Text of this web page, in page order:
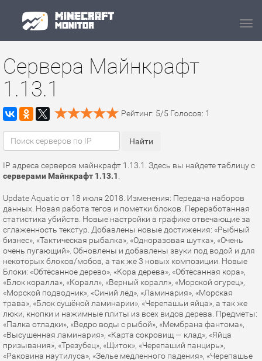
Сервера Майнкрафт
1.13.1
Рейтинг: 5/5 Голосов: 1
IP адреса серверов майнкрафт 1.13.1. Здесь вы найдете таблицу с
серверами Майнкрафт 1.13.1
Update Aquatic от 18 июля 2018. Изменения: Передача наборов
данных. Новая работа тегов и пометки блоков. Переработанная
статистика убийств. Новые настройки в графике отвечающие за
сглаженность текстур. Добавлены новые достижения: «Рыбный
бизнес», «Тактическая рыбалка», «Одноразовая шутка», «Очень
очень пугающий». Обновлены и добавлены звуки под водой и для
некоторых блоков/мобов, а так же 3 новых композиции. Новые
Блоки: «Обтёсанное дерево», «Кора дерева», «Обтёсанная кора»,
«Блок коралла», «Коралл», «Верный коралл», «Морской огурец»,
«Морской подводник», «Синий лёд», «Ламинария», «Морская
трава», «Блок сушёной ламинарии», «Черепашьи яйца», а так же
люки, кнопки и нажимные плиты из всех видов дерева. Предметы:
«Палка отладки», «Ведро воды с рыбой», «Мембрана фантома»,
«Высушенная ламинария», «Карта сокровищ — клад», «Яйца
призывания», «Трезубец», «Щиток», «Черепаший панцирь»,
«Раковина наутилуса», «Зелье медленного падения», «Черепашье